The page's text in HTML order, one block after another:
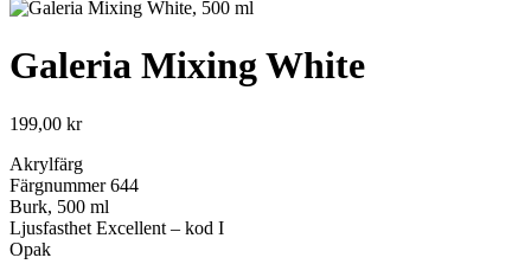
Galeria Mixing White
199,00 kr
Akrylfärg
Färgnummer 644
Burk, 500 ml
Ljusfasthet Excellent – kod I
Opak